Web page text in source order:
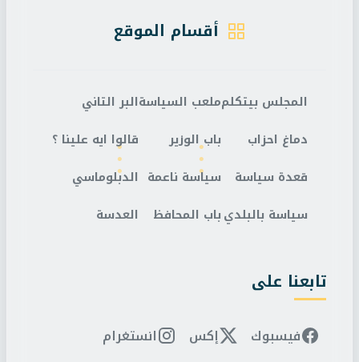
أقسام الموقع
المجلس بيتكلم
دماغ احزاب
قعدة سياسة
سياسة بالبلدي
ملعب السياسة
باب الوزير
سياسة ناعمة
باب المحافظ
البر التاني
قالوا ايه علينا ؟
الدبلوماسي
العدسة
تابعنا على
فيسبوك إكس
انستغرام